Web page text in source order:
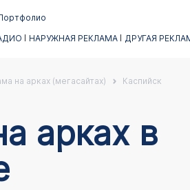
НАРУЖНАЯ РЕКЛАМА ДРУГАЯ
на арках (мегасайтах) Каспийск
аркаx в